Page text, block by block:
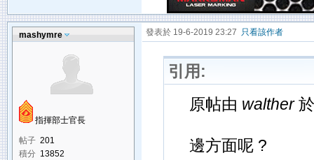
mashymre
指揮部士官長
帖子 201
積分 13852
發表於 19-6-2019 23:27 只看該作者
引用:
原帖由 walther
邊方面呢 ?